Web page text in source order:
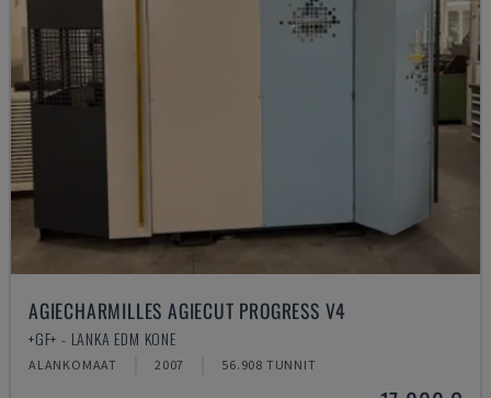
AGIECHARMILLES AGIECUT PROGRESS V4
+GF+ - LANKA EDM KONE
ALANKOMAAT 2007 56.908 TUNNIT